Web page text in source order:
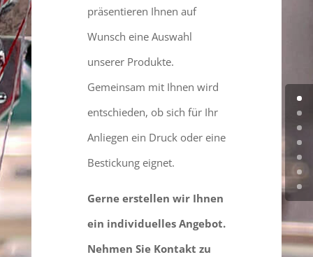
präsentieren Ihnen auf
Wunsch eine Auswahl
unserer Produkte.
Gemeinsam mit Ihnen wird
entschieden, ob sich für Ihr
Anliegen ein Druck oder eine
Bestickung eignet.
Gerne erstellen wir Ihnen
ein individuelles Angebot.
Nehmen Sie Kontakt zu